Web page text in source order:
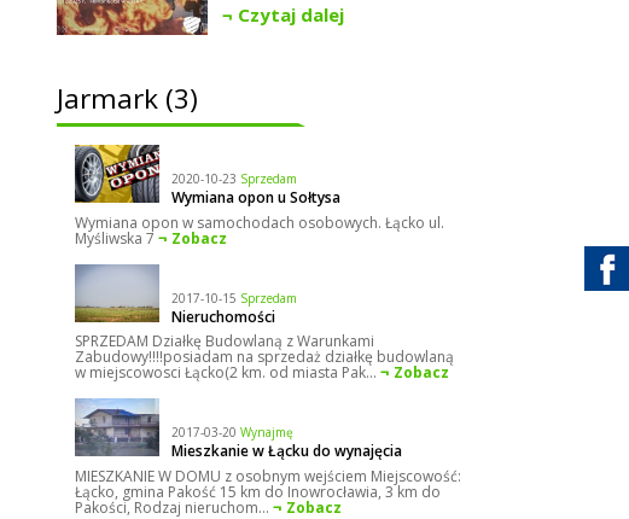
Czytaj dalej
Jarmark (3)
2020-10-23 Sprzedam
Wymiana opon u Sołtysa
Wymiana opon w samochodach osobowych. Łącko ul.
Myśliwska 7 Zobacz
2017-10-15 Sprzedam
Nieruchomości
SPRZEDAM Działkę Budowlaną z Warunkami
Zabudowy!!!!posiadam na sprzedaż działkę budowlaną
w miejscowosci Łącko(2 km. od miasta Pak... Zobacz
2017-03-20 Wynajmę
Mieszkanie w Łącku do wynajęcia
MIESZKANIE W DOMU z osobnym wejściem Miejscowość:
Łącko, gmina Pakość 15 km do Inowrocławia, 3 km do
Pakości, Rodzaj nieruchom... Zobacz